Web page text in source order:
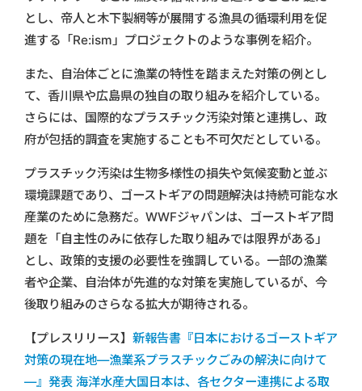
とし、帝人と木下製網等が展開する漁具の循環利用を促
進する「Re:ism」プロジェクトのような事例を紹介。
また、自治体ごとに漁業の特性を踏まえた対策の例とし
て、香川県や広島県の独自の取り組みを紹介している。
さらには、国際的なプラスチック汚染対策と連携し、政
府が包括的調査を実施することも不可欠だとしている。
プラスチック汚染は生物多様性の損失や気候変動と並ぶ
環境課題であり、ゴーストギアの問題解決は持続可能な水
産業のために急務だ。WWFジャパンは、ゴーストギア問
題を「自主性のみに依存した取り組みでは限界がある」
とし、政策的支援の必要性を強調している。一部の漁業
者や企業、自治体が先進的な対策を実施しているが、今
後取り組みのさらなる拡大が期待される。
【プレスリリース】 新報告書『日本におけるゴーストギア
対策の現在地―漁業系プラスチックごみの解決に向けて
―』発表 海洋水産大国日本は、各セクター連携による取